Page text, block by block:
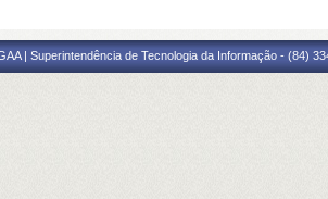
| Superintendência de Tecnologia da Informação - (84)